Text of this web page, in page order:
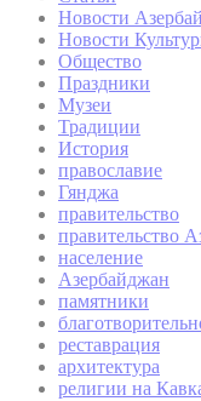
Новости
Новости
Общество
Праздники
Музеи
Традиции
История
православие
Гянджа
правительство
правительство
население
Азербайджан
памятники
реставрация
архитектура
религии на